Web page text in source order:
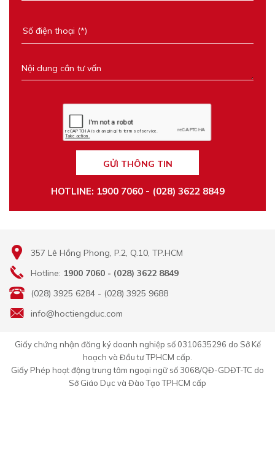
GỬI THÔNG TIN
HOTLINE: 1900 7060 - (028) 3622 8849
357 Lê Hồng Phong, P.2, Q.10, TP.HCM
Hotline: 1900 7060 - (028) 3622 8849
(028) 3925 6284 - (028) 3925 9688
info@hoctiengduc.com
Giấy chứng nhận đăng ký doanh nghiệp số 0310635296 do Sở Kế
hoạch và Đầu tư TPHCM cấp.
Giấy Phép hoạt động trung tâm ngoại ngữ số 3068/QĐ-GDĐT-TC do
Sở Giáo Dục và Đào Tạo TPHCM cấp